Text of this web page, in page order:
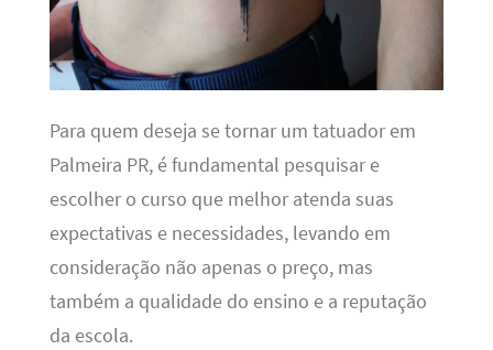
Para quem deseja se tornar um tatuador em
Palmeira PR, é fundamental pesquisar e
escolher o curso que melhor atenda suas
expectativas e necessidades, levando em
consideração não apenas o preço, mas
também a qualidade do ensino e a reputação
da escola.